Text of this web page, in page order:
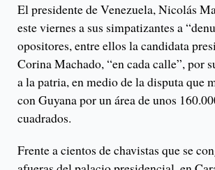
El presidente de Venezuela, Nicolás
este viernes a sus simpatizantes a
opositores, entre ellos la candidata
Corina Machado, “en cada calle”, por
a la patria, en medio de la disputa que
con Guyana por un área de unos
cuadrados.
Frente a cientos de chavistas que se